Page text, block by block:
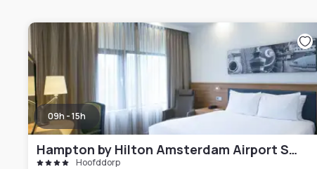
09h - 15h
Hampton by Hilton Amsterdam Airport Schiphol
Hoofddorp